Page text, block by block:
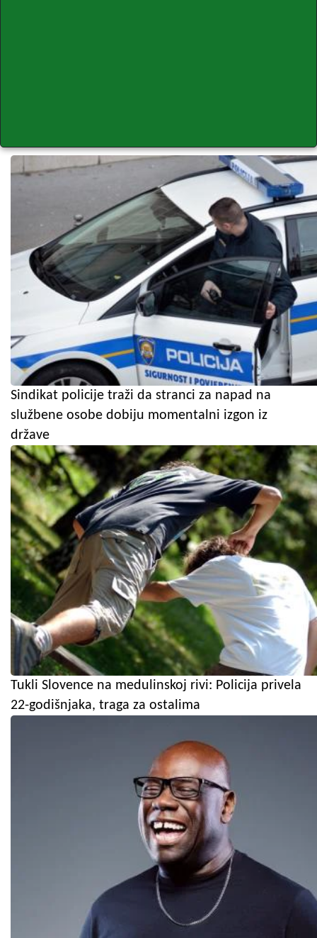
Sindikat policije traži da stranci za napad na
službene osobe dobiju momentalni izgon iz
države
Tukli Slovence na medulinskoj rivi: Policija privela
22-godišnjaka, traga za ostalima